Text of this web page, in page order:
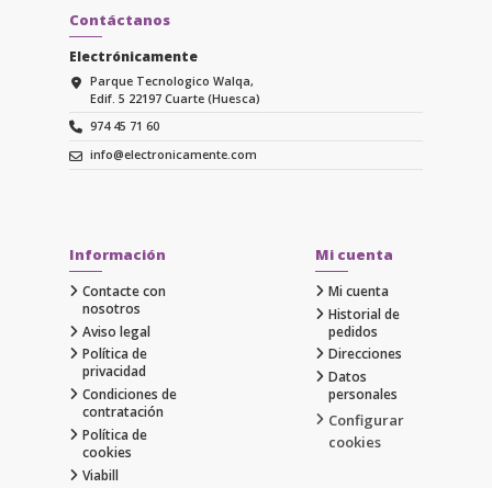
Contáctanos
Electrónicamente
Parque Tecnologico Walqa,
Edif. 5 22197 Cuarte (Huesca)
974 45 71 60
info@electronicamente.com
Información
Contacte con
nosotros
Aviso legal
Política de
privacidad
Condiciones de
contratación
Política de
cookies
Viabill
Mi cuenta
Mi cuenta
Historial de
pedidos
Direcciones
Datos
personales
Configurar
cookies